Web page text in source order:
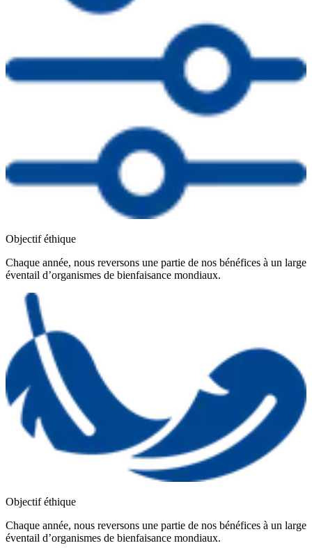
Objectif éthique
Chaque année, nous reversons une partie de nos bénéfices à un large
éventail d’organismes de bienfaisance mondiaux.
Objectif éthique
Chaque année, nous reversons une partie de nos bénéfices à un large
éventail d’organismes de bienfaisance mondiaux.